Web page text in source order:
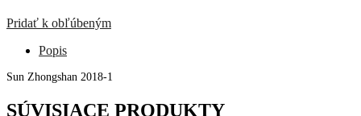
Pridať k obľúbeným
Popis
Sun Zhongshan 2018-1
SÚVISIACE PRODUKTY